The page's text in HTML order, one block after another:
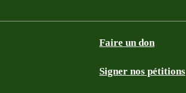
Faire un don
Signer nos pétitions